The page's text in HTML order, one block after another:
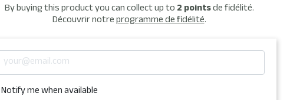
By buying this product you can collect up to2pointsde fidélité.
Découvrir notreprogramme de fidélité.
Notify me when available